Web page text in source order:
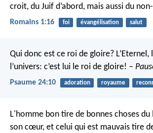
croit, du Juif d’abord, mais aussi du
Romains 1:16 foi évangélisation salut
Qui donc est ce roi de gloire?
l’univers: c’est lui le roi de gloire! –
Psaume 24:10 adoration royaume
L'homme bon tire de bonnes choses
son cœur, et celui qui est mauvais tire